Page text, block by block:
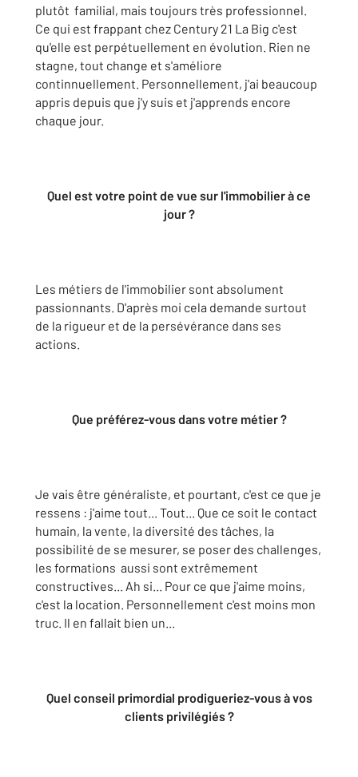
plutôt familial, mais toujours très professionnel.
Ce qui est frappant chez Century 21 La Big c'est
qu'elle est perpétuellement en évolution. Rien ne
stagne, tout change et s'améliore
continnuellement. Personnellement, j'ai beaucoup
appris depuis que j'y suis et j'apprends encore
chaque jour.
Quel est votre point de vue sur l'immobilier à ce
jour ?
Les métiers de l'immobilier sont absolument
passionnants. D'après moi cela demande surtout
de la rigueur et de la persévérance dans ses
actions.
Que préférez-vous dans votre métier ?
Je vais être généraliste, et pourtant, c'est ce que je
ressens : j'aime tout... Tout... Que ce soit le contact
humain, la vente, la diversité des tâches, la
possibilité de se mesurer, se poser des challenges,
les formations aussi sont extrêmement
constructives... Ah si... Pour ce que j'aime moins,
c'est la location. Personnellement c'est moins mon
truc. Il en fallait bien un...
Quel conseil primordial prodigueriez-vous à vos
clients privilégiés ?